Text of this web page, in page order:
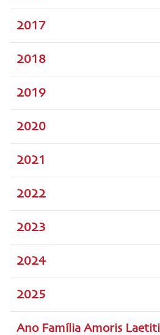
2017
2018
2019
2020
2021
2022
2023
2024
2025
Ano Família Amoris